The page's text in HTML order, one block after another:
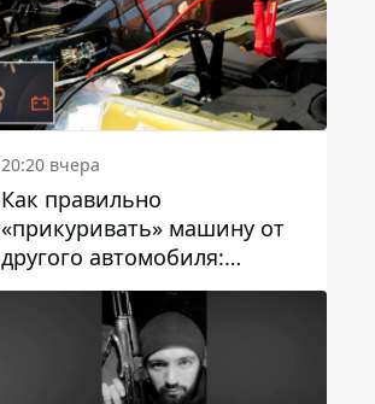
20:20 вчера
Как правильно
«прикуривать» машину от
другого автомобиля:
инструкция для водителей